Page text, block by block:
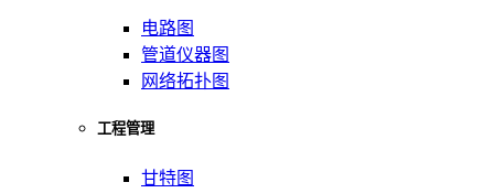
电路图
管道仪器图
网络拓扑图
工程管理
甘特图